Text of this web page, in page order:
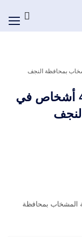
حادث سير يؤدي إلى اصابة 4 أشخاص في
في منطقة المشخاب بمحافظة